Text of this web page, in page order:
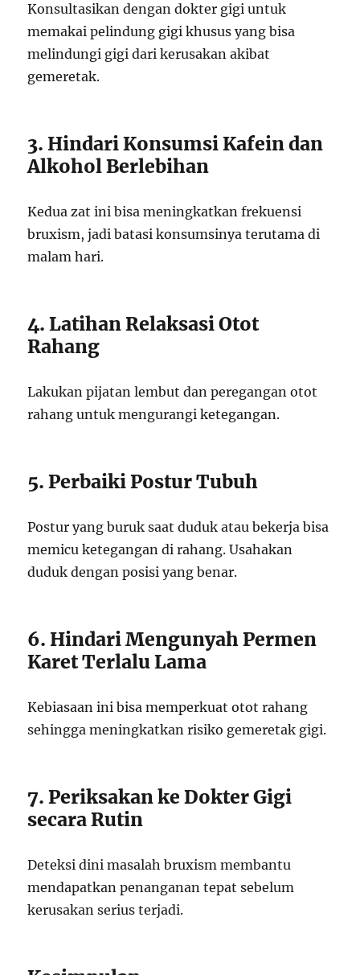
Konsultasikan dengan dokter gigi untuk
memakai pelindung gigi khusus yang bisa
melindungi gigi dari kerusakan akibat
gemeretak.
3. Hindari Konsumsi Kafein dan
Alkohol Berlebihan
Kedua zat ini bisa meningkatkan frekuensi
bruxism, jadi batasi konsumsinya terutama di
malam hari.
4. Latihan Relaksasi Otot
Rahang
Lakukan pijatan lembut dan peregangan otot
rahang untuk mengurangi ketegangan.
5. Perbaiki Postur Tubuh
Postur yang buruk saat duduk atau bekerja bisa
memicu ketegangan di rahang. Usahakan
duduk dengan posisi yang benar.
6. Hindari Mengunyah Permen
Karet Terlalu Lama
Kebiasaan ini bisa memperkuat otot rahang
sehingga meningkatkan risiko gemeretak gigi.
7. Periksakan ke Dokter Gigi
secara Rutin
Deteksi dini masalah bruxism membantu
mendapatkan penanganan tepat sebelum
kerusakan serius terjadi.